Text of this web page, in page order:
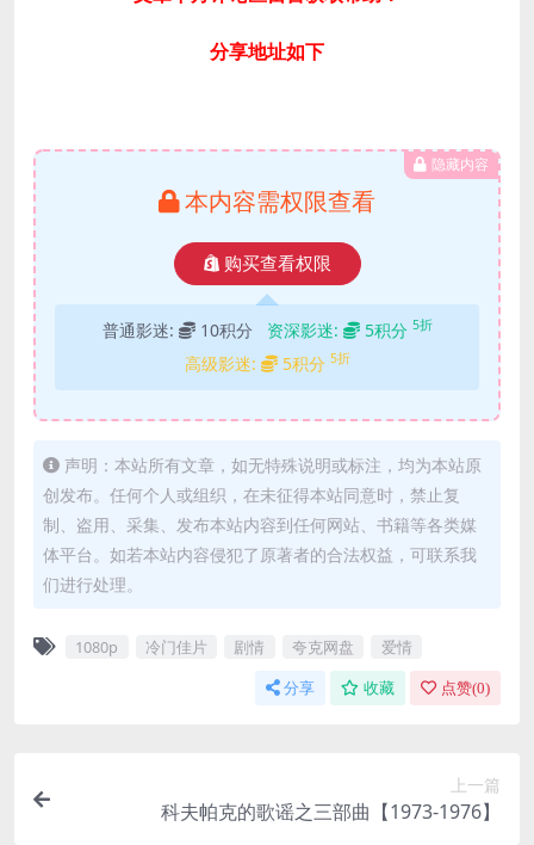
分享地址如下
隐藏内容
本内容需权限查看
购买查看权限
普通影迷: 10积分 资深影迷: 5积分 5折
高级影迷: 5积分 5折
声明：本站所有文章，如无特殊说明或标注，均为本站原
创发布。任何个人或组织，在未征得本站同意时，禁止复
制、盗用、采集、发布本站内容到任何网站、书籍等各类媒
体平台。如若本站内容侵犯了原著者的合法权益，可联系我
们进行处理。
1080p 冷门佳片 剧情 夸克网盘 爱情
分享 收藏 点赞(0)
上一篇
科夫帕克的歌谣之三部曲【1973-1976】